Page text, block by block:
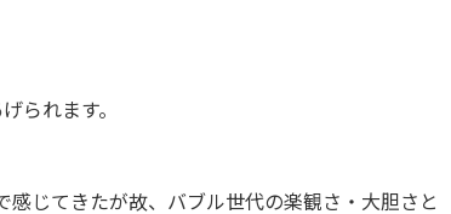
られます。
じてきたが故、バブル世代の楽観さ・大胆さと